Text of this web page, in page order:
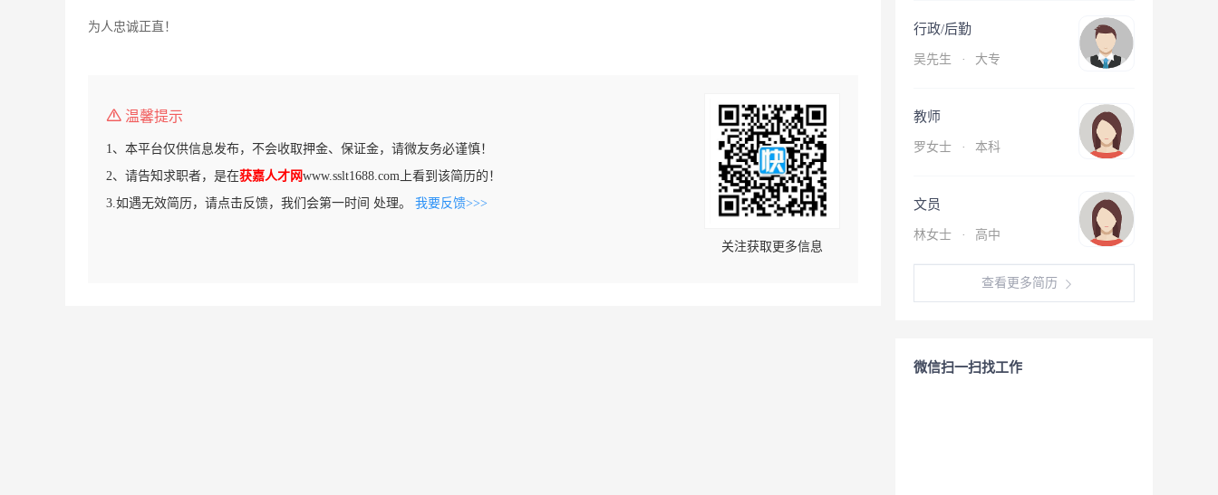
为人忠诚正直！
温馨提示
1、本平台仅供信息发布，不会收取押金、保证金，请微友务必谨慎！
2、请告知求职者，是在获嘉人才网www.sslt1688.com上看到该简历的！
3.如遇无效简历，请点击反馈，我们会第一时间 处理。 我要反馈>>>
关注获取更多信息
行政/后勤
吴先生 · 大专
教师
罗女士 · 本科
文员
林女士 · 高中
查看更多简历
微信扫一扫找工作